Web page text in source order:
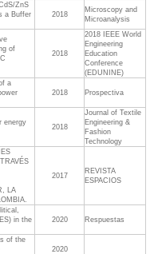
ZnS
a Buffer
2018
Microscopy and
Microanalysis
of
2018
2018 IEEE World
Engineering
Education
Conference
(EDUNINE)
a
2018 Prospectiva
energy
2018
Journal of Textile
Engineering &
Fashion
Technology
LA
2017
REVISTA
ESPACIOS
in the
2020 Respuestas
of the
2020